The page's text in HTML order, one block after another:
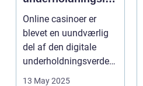
ustri
Online casinoer er
blevet en uundværlig
del af den digitale
underholdningsverden.
13 May 2025